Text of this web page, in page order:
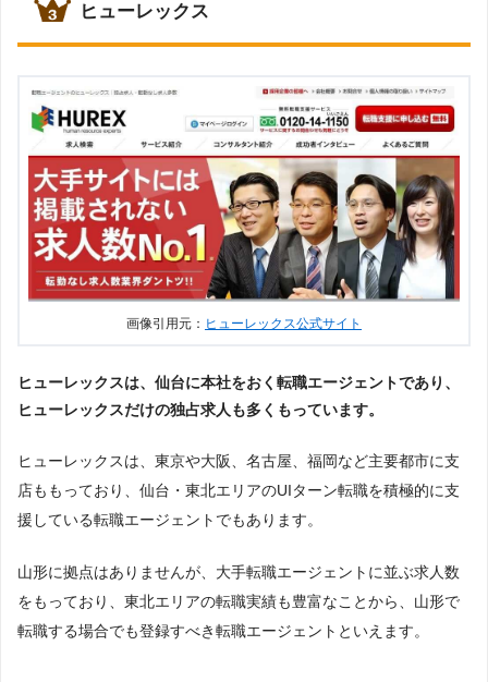
ヒューレックス
画像引用元： ヒューレックス公式サイト
ヒューレックスは、仙台に本社をおく転職エージェントであり、
ヒューレックスだけの独占求人も多くもっています。
ヒューレックスは、東京や大阪、名古屋、福岡など主要都市に支
店ももっており、仙台・東北エリアのUIターン転職を積極的に支
援している転職エージェントでもあります。
山形に拠点はありませんが、大手転職エージェントに並ぶ求人数
をもっており、東北エリアの転職実績も豊富なことから、山形で
転職する場合でも登録すべき転職エージェントといえます。